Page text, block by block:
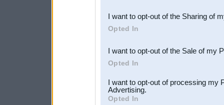
Downstream Participants
third parties.
I want to opt-out of the Sharing of
Opted In
I want to opt-out of the Sale of my
Opted In
I want to opt-out of processing my
Advertising.
Opted In